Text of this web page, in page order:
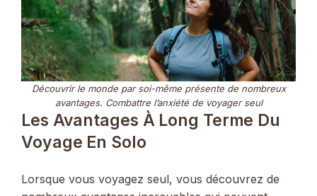
Découvrir le monde par soi-même présente de nombreux
avantages. Combattre l’anxiété de voyager seul
Les Avantages À Long Terme Du
Voyage En Solo
Lorsque vous voyagez seul, vous découvrez de